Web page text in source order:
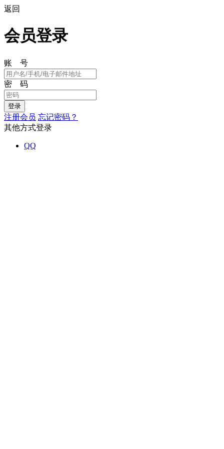
返回
会员登录
账 号
密 码
注册会员 忘记密码？
其他方式登录
QQ